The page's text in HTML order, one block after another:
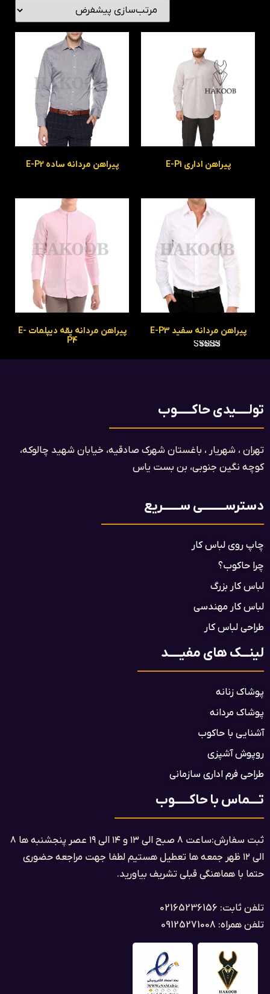
پیراهن اداری E-P1 پیراهن مردانه ساده E-P2
پیراهن مردانه سفید E-P3
امتیاز
پیراهن مردانه یقه دیپلمات E-
P4
تولـــــیدی حاکــــــوب
تهران ، شهریار ، باغستان شهرک صادقیه، خیابان شهید چالوکه،
کوچه نگین جنوبی، بن بست یاس​
دسترســـــــــی ســـــــریع
چاپ روی لباس کار
چرا حاکوب؟
لباس کار بزرگ
لباس کار مهندسی
طراحی لباس کار
لینـــک های مفیـــــد
پوشاک زنانه
پوشاک مردانه
آشنایی با حاکوب
روپوش آشپزی
طراحی فرم اداری سازمانی
تــــماس با حاکــــــوب
ثبت سفارش:ساعت ۸ صبح الی ۱۳ و ۱۴ الی ۱۹ عصر پنجشنبه ها ۸
الی ۱۲ ظهر جمعه ها تعطیل هستیم لطفا جهت مراجعه حضوری
حتما با هماهنگی قبلی تشریف بیاورید.
تلفن ثابت: 02165236156
تلفن همراه: 09125271008